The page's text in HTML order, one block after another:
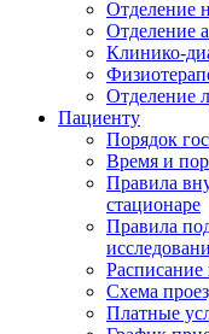
Отделение
Отделение
Клинико-
Отделение
Пациенту
Порядок
Время и
Правила
стационаре
Правила
Расписание
Схема
Платные